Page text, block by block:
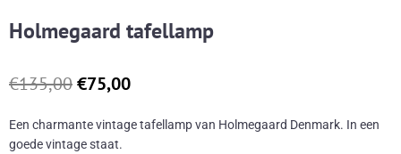
Holmegaard tafellamp
€135,00Oorspronkelijke
was:
€135,00.
€75,00Huidige
is:
Een charmante vintage tafellamp van Holmegaard Denmark. In een
goede vintage staat.